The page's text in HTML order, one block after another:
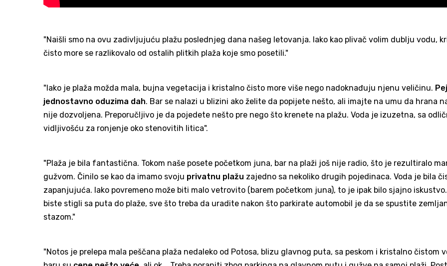
"Naišli smo na ovu zadivljujuću plažu poslednjeg dana našeg letovanja. Iako kao plivač volim dublju vodu,
čisto more se razlikovalo od ostalih plitkih plaža koje smo posetili."
"Iako je plaža možda mala, bujna vegetacija i kristalno čisto more više nego nadoknađuju njenu veličinu.
jednostavno oduzima dah. Bar se nalazi u blizini ako želite da popijete nešto, ali imajte na umu da hrana
nije dozvoljena. Preporučljivo je da pojedete nešto pre nego što krenete na plažu. Voda je izuzetna, sa
vidljivošću za ronjenje oko stenovitih litica".
"Plaža je bila fantastična. Tokom naše posete početkom juna, bar na plaži još nije radio, što je rezultiralo
gužvom. Činilo se kao da imamo svoju privatnu plažu zajedno sa nekoliko drugih pojedinaca. Voda je bila
zapanjujuća. Iako povremeno može biti malo vetrovito (barem početkom juna), to je ipak bilo sjajno
biste stigli sa puta do plaže, sve što treba da uradite nakon što parkirate automobil je da se spustite
stazom."
"Notos je prelepa mala peščana plaža nedaleko od Potosa, blizu glavnog puta, sa peskom i kristalno čistom